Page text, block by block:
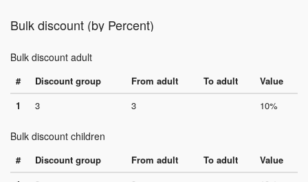
Bulk discount (by Percent)
Bulk discount adult
# Discount group From adult To adult
Value
1
3 3 10%
Bulk discount children
# Discount group From adult To adult
Value